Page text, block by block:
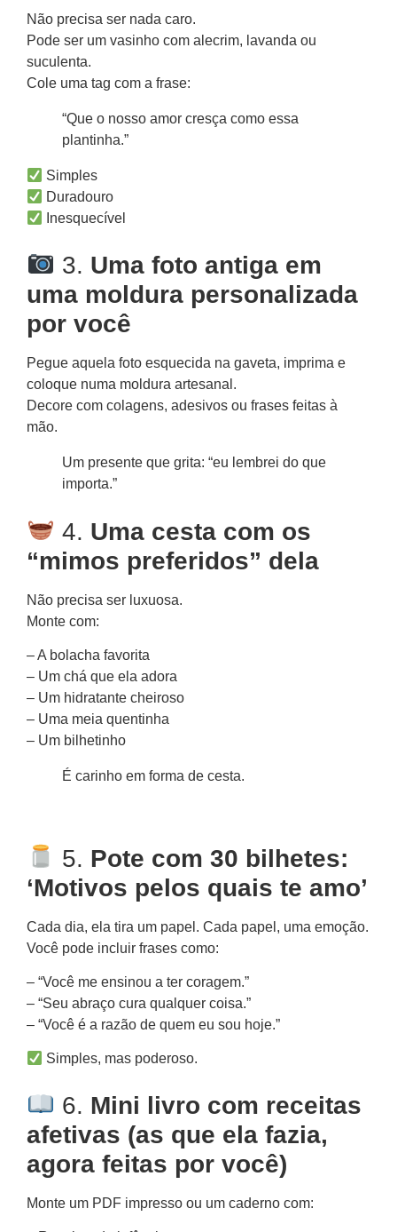
Não precisa ser nada caro.
Pode ser um vasinho com alecrim, lavanda ou
suculenta.
Cole uma tag com a frase:
“Que o nosso amor cresça como essa
plantinha.”
Simples
Duradouro
Inesquecível
3. Uma foto antiga em
uma moldura personalizada
por você
Pegue aquela foto esquecida na gaveta, imprima e
coloque numa moldura artesanal.
Decore com colagens, adesivos ou frases feitas à
mão.
Um presente que grita: “eu lembrei do que
importa.”
4. Uma cesta com os
“mimos preferidos” dela
Não precisa ser luxuosa.
Monte com:
– A bolacha favorita
– Um chá que ela adora
– Um hidratante cheiroso
– Uma meia quentinha
– Um bilhetinho
É carinho em forma de cesta.
5. Pote com 30 bilhetes:
‘Motivos pelos quais te amo’
Cada dia, ela tira um papel. Cada papel, uma emoção.
Você pode incluir frases como:
– “Você me ensinou a ter coragem.”
– “Seu abraço cura qualquer coisa.”
– “Você é a razão de quem eu sou hoje.”
Simples, mas poderoso.
6. Mini livro com receitas
afetivas (as que ela fazia,
agora feitas por você)
Monte um PDF impresso ou um caderno com: